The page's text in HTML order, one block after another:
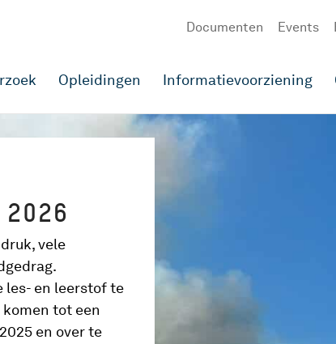
Documenten Events
Opleidingen Informatievoorziening
vele
les- en leerstof te
tot een
en over te